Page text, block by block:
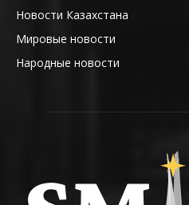
Новости Казахстана
Мировые новости
Народные новости